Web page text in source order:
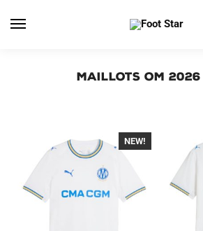
Maillots OM 2026
-40%
NEW!